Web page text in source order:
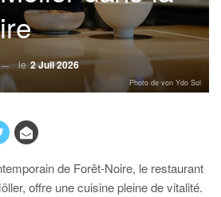
le 2 Juil 2026
Photo de von Ydo Sol
de Forêt-Noire, le restaurant
offre une cuisine pleine de vitalité.